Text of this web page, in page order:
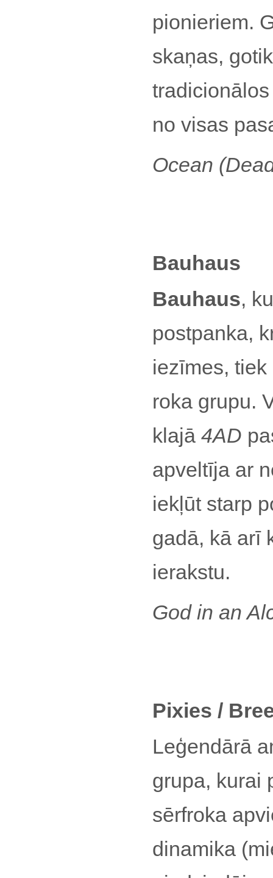
pionieriem.
skaņas,
no visas
Ocean
Bauhaus
Bauhaus,
postpanka,
iezīmes,
roka grupu.
klajā 4AD
apveltīja ar
iekļūt starp
gadā, kā arī
ierakstu.
God in an
Pixies /
Leģendārā
grupa, kurai
sērfroka
dinamika